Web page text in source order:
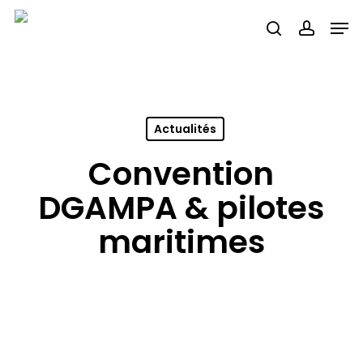
Skip
search
Actualités
Convention
DGAMPA & pilotes
maritimes